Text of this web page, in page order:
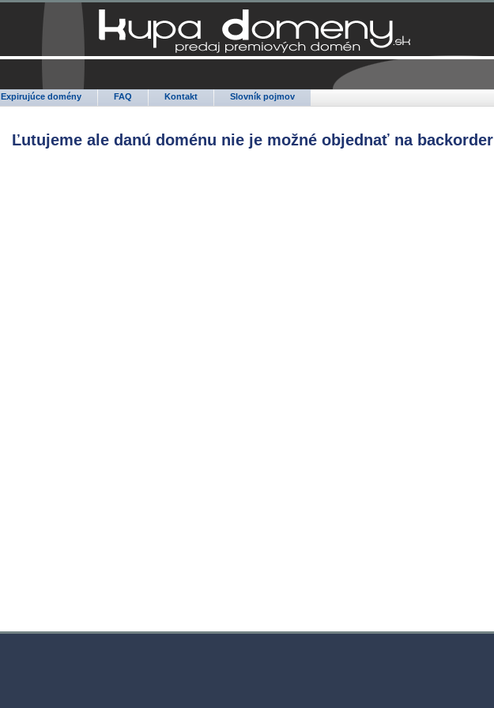
Expirujúce domény FAQ Kontakt Slovník pojmov
Ľutujeme ale danú doménu nie je možné objednať na backorder